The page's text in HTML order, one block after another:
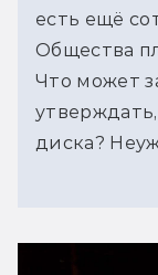
есть ещё
Общества
Что может
диска?